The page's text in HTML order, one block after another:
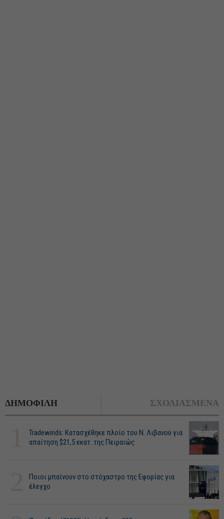
ΔΗΜΟΦΙΛΗ ΣΧΟΛΙΑΣΜΕΝΑ
Tradewinds: Κατασχέθηκε πλοίο του Ν. Λιβανού για
απαίτηση $21,5 εκατ. της Πειραιώς
Ποιοι μπαίνουν στο στόχαστρο της Εφορίας για
έλεγχο